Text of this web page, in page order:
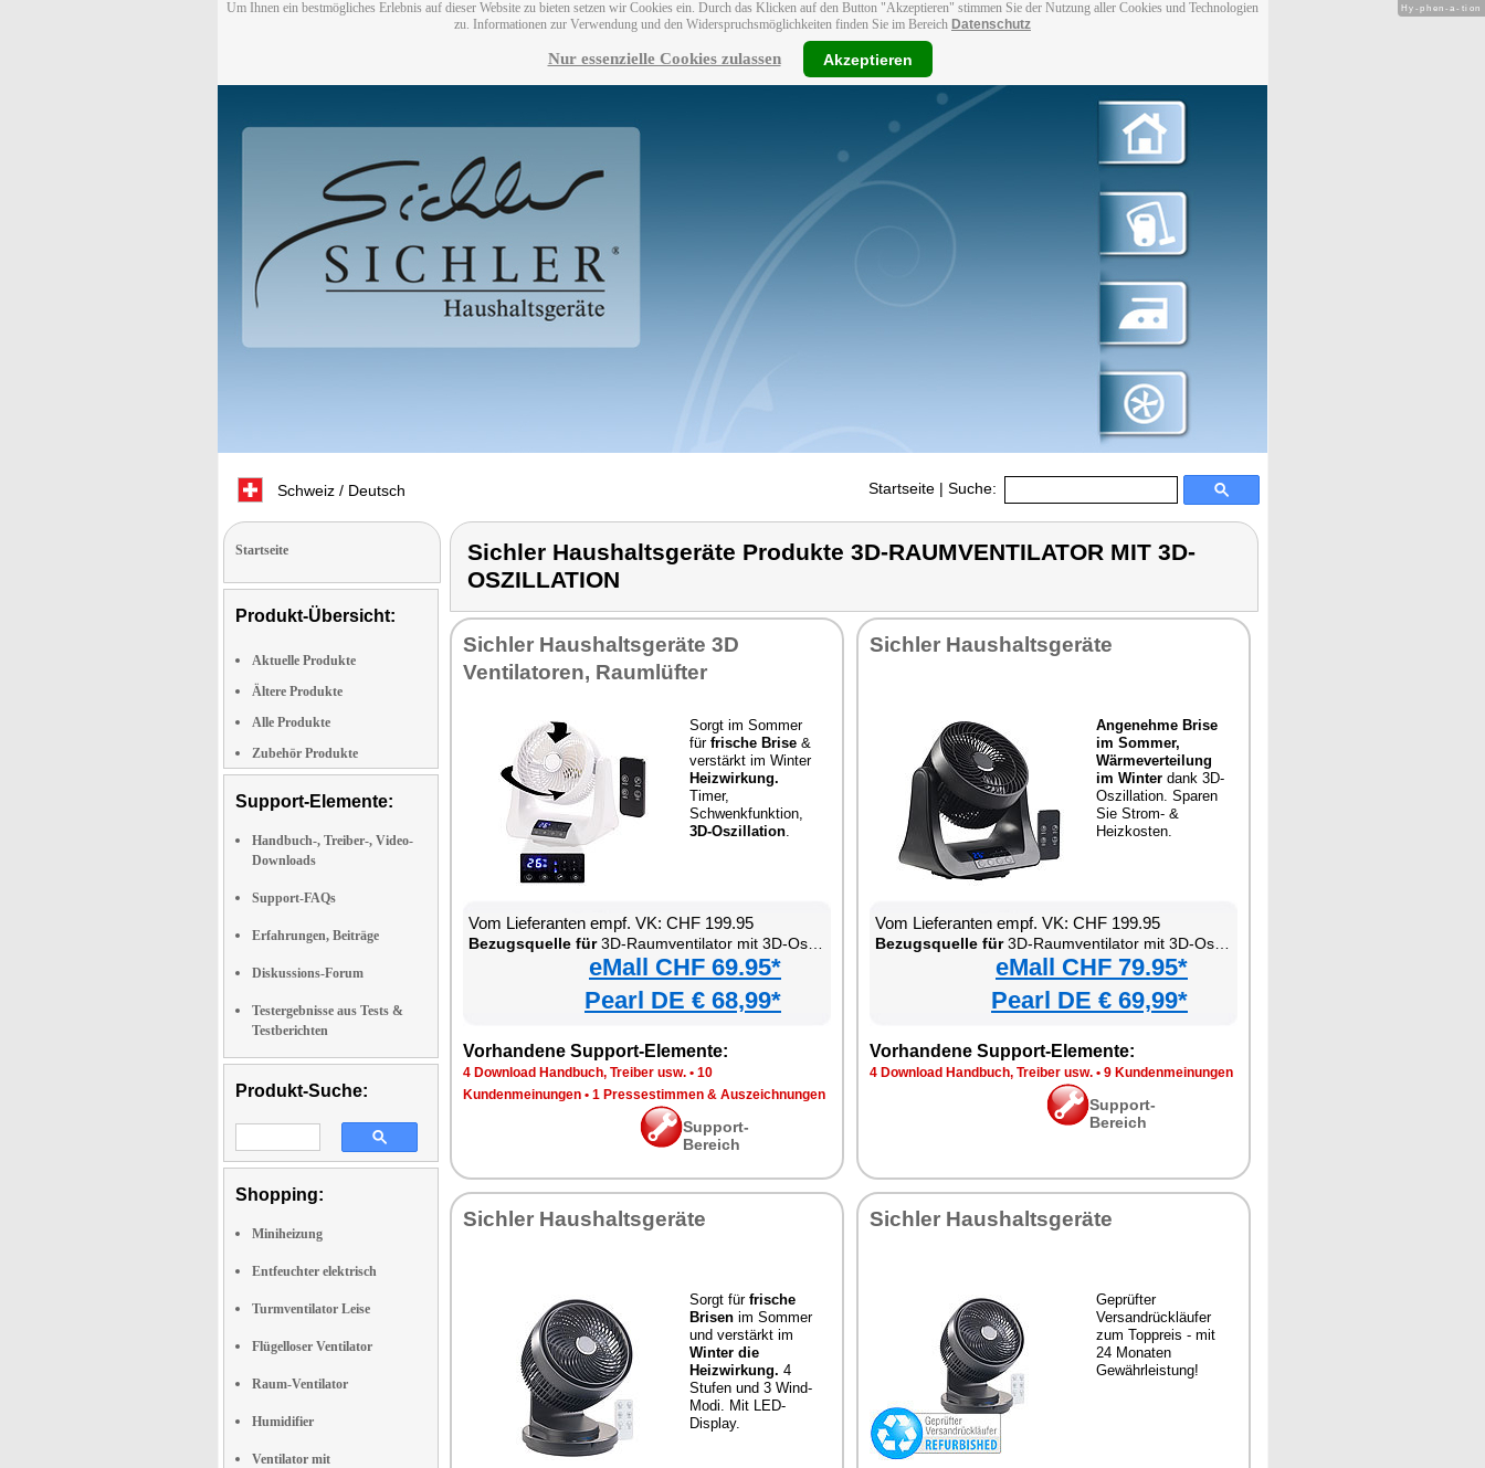
Um Ihnen ein bestmögliches Erlebnis auf dieser Website zu bieten setzen wir Cookies ein. Durch das Klicken auf den Button "Akzeptieren" stimmen Sie der Nutzung aller Cookies und Technologien
zu. Informationen zur Verwendung und den Widerspruchsmöglichkeiten finden Sie im Bereich Datenschutz
Nur essenzielle Cookies zulassen Akzeptieren
Schweiz / Deutsch Startseite | Suche:
Startseite
Produkt-Übersicht:
Aktuelle Produkte
Ältere Produkte
Alle Produkte
Zubehör Produkte
Support-Elemente:
Handbuch-, Treiber-, Video-
Downloads
Support-FAQs
Erfahrungen, Beiträge
Diskussions-Forum
Testergebnisse aus Tests &
Testberichten
Produkt-Suche:
Shopping:
Miniheizung
Entfeuchter elektrisch
Turmventilator Leise
Flügelloser Ventilator
Raum-Ventilator
Humidifier
Ventilator mit
Sichler Haushaltsgeräte Produkte 3D-RAUMVENTILATOR MIT 3D-
OSZILLATION
Sichler Haushaltsgeräte 3D
Ventilatoren, Raumlüfter
Sorgt im Sommer
für frische Brise &
verstärkt im Winter
Heizwirkung.
Timer,
Schwenkfunktion,
3D-Oszillation.
Vom Lieferanten empf. VK: CHF 199.95
Bezugsquelle für3D-Raumventilator mit 3D-Oszillation
eMall CHF 69.95*
Pearl DE € 68,99*
Vorhandene Support-Elemente:
4 Download Handbuch, Treiber usw. • 10
Kundenmeinungen • 1 Pressestimmen & Auszeichnungen
Support-
Bereich
Sichler Haushaltsgeräte
Angenehme Brise
im Sommer,
Wärmeverteilung
im Winter dank 3D-
Oszillation. Sparen
Sie Strom- &
Heizkosten.
Vom Lieferanten empf. VK: CHF 199.95
Bezugsquelle für3D-Raumventilator mit 3D-Oszillation
eMall CHF 79.95*
Pearl DE € 69,99*
Vorhandene Support-Elemente:
4 Download Handbuch, Treiber usw. • 9 Kundenmeinungen
Support-
Bereich
Sichler Haushaltsgeräte
Sorgt für frische
Brisen im Sommer
und verstärkt im
Winter die
Heizwirkung. 4
Stufen und 3 Wind-
Modi. Mit LED-
Display.
Sichler Haushaltsgeräte
Geprüfter
Versandrückläufer
zum Toppreis - mit
24 Monaten
Gewährleistung!
Hy-phen-a-tion